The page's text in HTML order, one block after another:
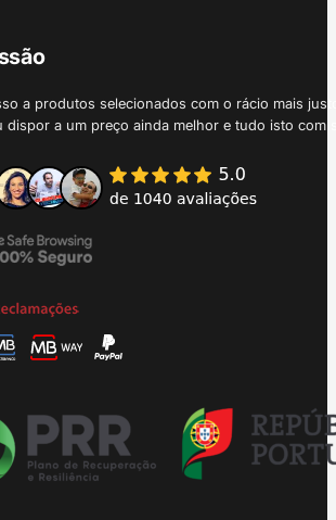
a produtos selecionados com o rácio mais
dispor a um preço ainda melhor e tudo isto